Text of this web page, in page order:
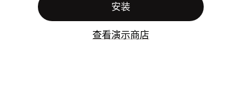
安装
查看演示商店